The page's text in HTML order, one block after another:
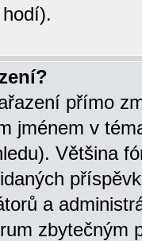
přímo
jménem v
Většina
a
zbytečným